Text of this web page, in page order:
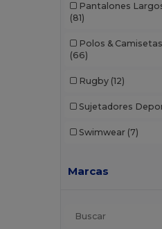
Pantalones
(81)
Polos &
(66)
Rugby (12)
Sujetadores
Swimwear (7)
Marcas